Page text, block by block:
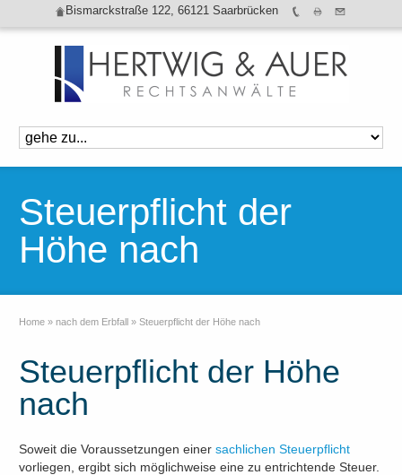
Bismarckstraße 122, 66121 Saarbrücken
Steuerpflicht der
Höhe nach
Home » nach dem Erbfall » Steuerpflicht der Höhe nach
Steuerpflicht der Höhe
nach
Soweit die Voraussetzungen einersachlichen Steuerpflicht
vorliegen, ergibt sich möglichweise eine zu entrichtende Steuer.